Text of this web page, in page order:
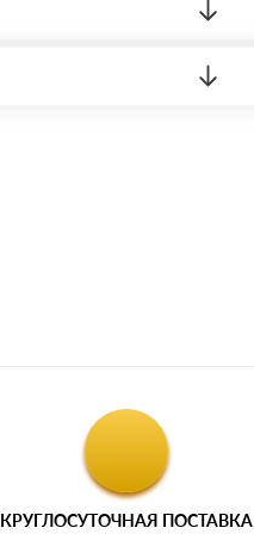
КРУГЛОСУТОЧНАЯ ПОСТАВКА